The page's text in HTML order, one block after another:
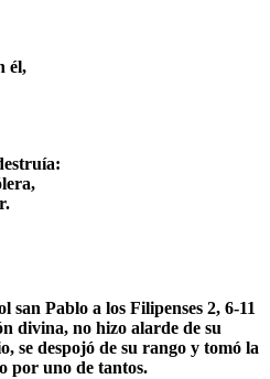
él,
san Pablo a los Filipenses 2, 6-11
divina, no hizo alarde de su
se despojó de su rango y tomó la
por uno de tantos.